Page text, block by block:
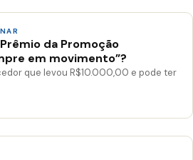
da Promoção
em movimento”?
que levou R$10.000,00 e pode ter